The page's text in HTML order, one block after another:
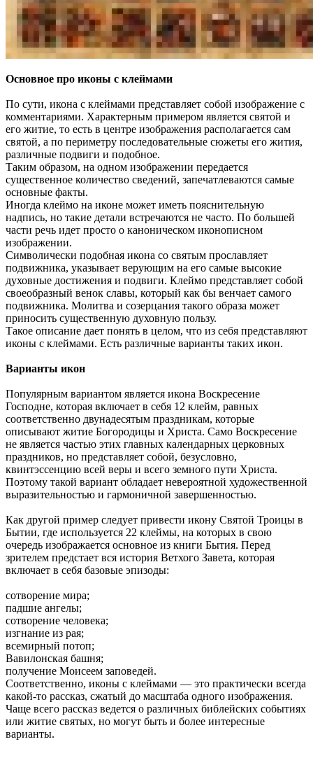
Основное про иконы с клеймами
По сути, икона с клеймами представляет собой изображение с
комментариями. Характерным примером является святой и
его житие, то есть в центре изображения располагается сам
святой, а по периметру последовательные сюжеты его жития,
различные подвиги и подобное.
Таким образом, на одном изображении передается
существенное количество сведений, запечатлеваются самые
основные факты.
Иногда клеймо на иконе может иметь пояснительную
надпись, но такие детали встречаются не часто. По большей
части речь идет просто о каноническом иконописном
изображении.
Символически подобная икона со святым прославляет
подвижника, указывает верующим на его самые высокие
духовные достижения и подвиги. Клеймо представляет собой
своеобразный венок славы, который как бы венчает самого
подвижника. Молитва и созерцания такого образа может
приносить существенную духовную пользу.
Такое описание дает понять в целом, что из себя представляют
иконы с клеймами. Есть различные варианты таких икон.
Варианты икон
Популярным вариантом является икона Воскресение
Господне, которая включает в себя 12 клейм, равных
соответственно двунадесятым праздникам, которые
описывают житие Богородицы и Христа. Само Воскресение
не является частью этих главных календарных церковных
праздников, но представляет собой, безусловно,
квинтэссенцию всей веры и всего земного пути Христа.
Поэтому такой вариант обладает невероятной художественной
выразительностью и гармоничной завершенностью.
Как другой пример следует привести икону Святой Троицы в
Бытии, где используется 22 клеймы, на которых в свою
очередь изображается основное из книги Бытия. Перед
зрителем предстает вся история Ветхого Завета, которая
включает в себя базовые эпизоды:
сотворение мира;
падшие ангелы;
сотворение человека;
изгнание из рая;
всемирный потоп;
Вавилонская башня;
получение Моисеем заповедей.
Соответственно, иконы с клеймами — это практически всегда
какой-то рассказ, сжатый до масштаба одного изображения.
Чаще всего рассказ ведется о различных библейских событиях
или житие святых, но могут быть и более интересные
варианты.